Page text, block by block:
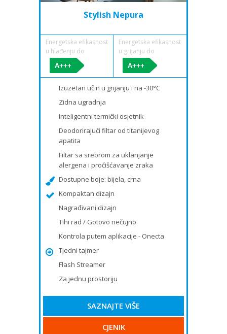
Stylish Nepura
Energetska efikasnost
u hlađenju do
Energetska efikasnost
u grijanju do
Izuzetan učin u grijanju i na -30°C
Zidna ugradnja
Inteligentni termički osjetnik
Deodorirajući filtar od titanijevog
apatita
Filtar sa srebrom za uklanjanje
alergena i pročišćavanje zraka
Dostupne boje: bijela, crna
Kompaktan dizajn
Nagrađivani dizajn
Tihi rad / Gotovo nečujno
Kontrola putem aplikacije - Onecta
Tjedni tajmer
Flash Streamer
Za jednu prostoriju
SAZNAJTE VIŠE
CJENIK